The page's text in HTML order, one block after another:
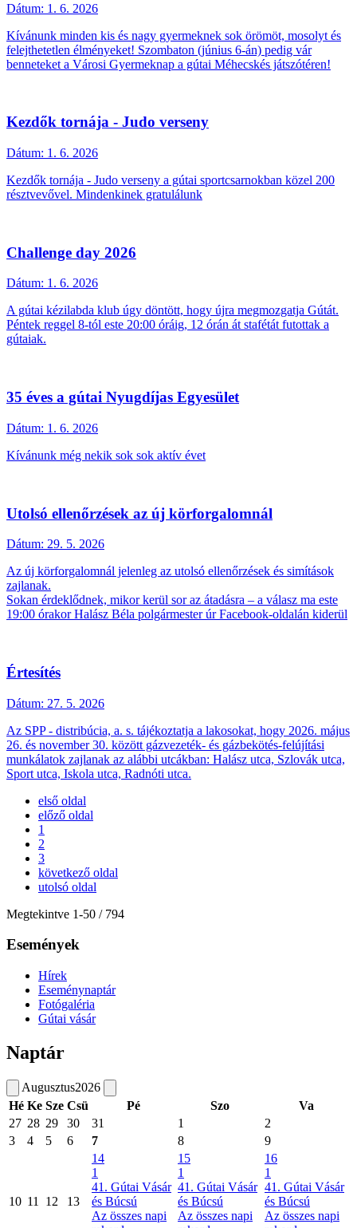
Dátum: 1. 6. 2026
Kívánunk minden kis és nagy gyermeknek sok örömöt, mosolyt és
felejthetetlen élményeket! Szombaton (június 6-án) pedig vár
benneteket a Városi Gyermeknap a gútai Méhecskés játszótéren!
Kezdők tornája - Judo verseny
Dátum: 1. 6. 2026
Kezdők tornája - Judo verseny a gútai sportcsarnokban közel 200
résztvevővel. Mindenkinek gratulálunk
Challenge day 2026
Dátum: 1. 6. 2026
A gútai kézilabda klub úgy döntött, hogy újra megmozgatja Gútát.
Péntek reggel 8-tól este 20:00 óráig, 12 órán át stafétát futottak a
gútaiak.
35 éves a gútai Nyugdíjas Egyesület
Dátum: 1. 6. 2026
Kívánunk még nekik sok sok aktív évet
Utolsó ellenőrzések az új körforgalomnál
Dátum: 29. 5. 2026
Az új körforgalomnál jelenleg az utolsó ellenőrzések és simítások
zajlanak.
Sokan érdeklődnek, mikor kerül sor az átadásra – a válasz ma este
19:00 órakor Halász Béla polgármester úr Facebook-oldalán kiderül
Értesítés
Dátum: 27. 5. 2026
Az SPP - distribúcia, a. s. tájékoztatja a lakosokat, hogy 2026. május
26. és november 30. között gázvezeték- és gázbekötés-felújítási
munkálatok zajlanak az alábbi utcákban: Halász utca, Szlovák utca,
Sport utca, Iskola utca, Radnóti utca.
első oldal
előző oldal
1
2
3
következő oldal
utolsó oldal
Megtekintve 1-50 / 794
Események
Hírek
Eseménynaptár
Fotógaléria
Gútai vásár
Naptár
Augusztus2026
Hé Ke Sze Csü Pé Szo
Va
27 28 29 30 31 1
2
3
4 5 6 7 8 9
10 11 12 13
14
1
41. Gútai Vásár
és Búcsú
Az összes napi
15
1
41. Gútai Vásár
és Búcsú
Az összes napi
16
1
41. Gútai Vásár
és Búcsú
Az összes napi